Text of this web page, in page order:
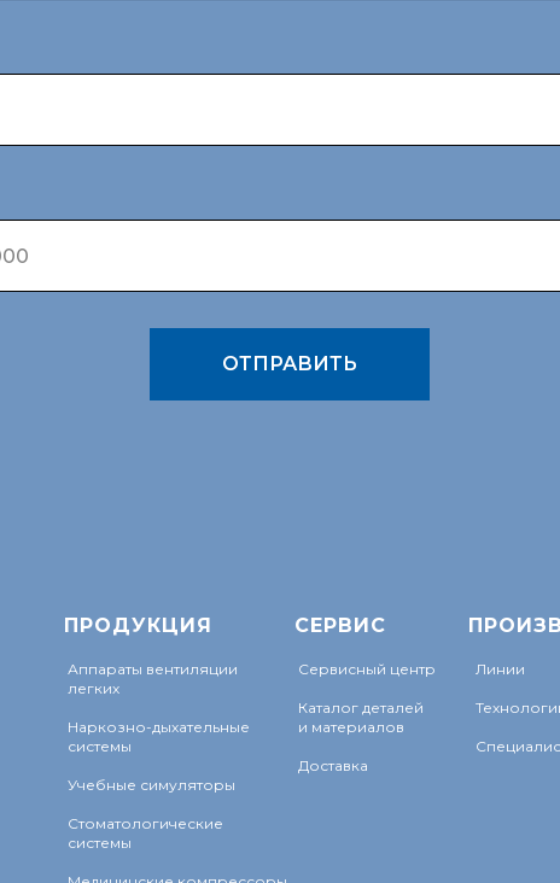
ОТПРАВИТЬ
Аппараты вентиляции
легких
Наркозно-дыхательные
системы
Учебные симуляторы
Стоматологические
системы
СЕРВИС
Сервисный центр
Каталог деталей
и материалов
Доставка
ПРОДУКЦИЯ
Линии